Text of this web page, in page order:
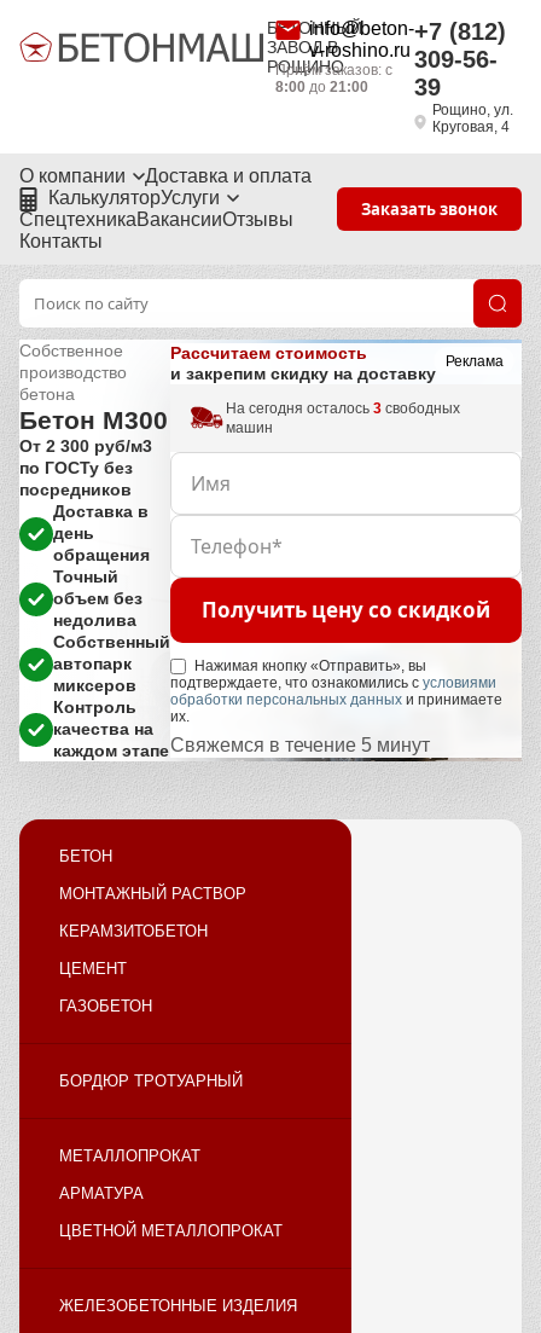
БЕТОННЫЙ
ЗАВОД В
РОЩИНО
info@beton-
v-roshino.ru
Приём заказов: с
8:00 до21:00
+7 (812)
309-56-
39
Рощино, ул.
Круговая, 4
О компании
Доставка и оплата
КалькуляторУслуги
СпецтехникаВакансииОтзывы
Контакты
Заказать звонок
Реклама
Собственное
производство
бетона
Бетон М300
От 2 300 руб/м3
по ГОСТу без
посредников
Доставка в
день
обращения
Точный
объем без
недолива
Собственный
автопарк
миксеров
Контроль
качества на
каждом этапе
Рассчитаем стоимость
и закрепим скидку на доставку
На сегодня осталось 3 свободных
машин
Получить цену со скидкой
Нажимая кнопку «Отправить», вы
подтверждаете, что ознакомились с условиями
обработки персональных данных и принимаете
их.
Свяжемся в течение 5 минут
БЕТОН
МОНТАЖНЫЙ РАСТВОР
КЕРАМЗИТОБЕТОН
ЦЕМЕНТ
ГАЗОБЕТОН
БОРДЮР ТРОТУАРНЫЙ
МЕТАЛЛОПРОКАТ
АРМАТУРА
ЦВЕТНОЙ МЕТАЛЛОПРОКАТ
ЖЕЛЕЗОБЕТОННЫЕ ИЗДЕЛИЯ